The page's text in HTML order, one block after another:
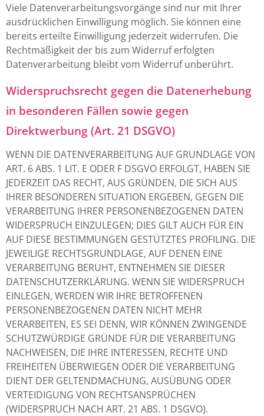
Viele Datenverarbeitungsvorgänge sind nur mit Ihrer
ausdrücklichen Einwilligung möglich. Sie können eine
bereits erteilte Einwilligung jederzeit widerrufen. Die
Rechtmäßigkeit der bis zum Widerruf erfolgten
Datenverarbeitung bleibt vom Widerruf unberührt.
Widerspruchsrecht gegen die Datenerhebung
in besonderen Fällen sowie gegen
Direktwerbung (Art. 21 DSGVO)
WENN DIE DATENVERARBEITUNG AUF GRUNDLAGE VON
ART. 6 ABS. 1 LIT. E ODER F DSGVO ERFOLGT, HABEN SIE
JEDERZEIT DAS RECHT, AUS GRÜNDEN, DIE SICH AUS
IHRER BESONDEREN SITUATION ERGEBEN, GEGEN DIE
VERARBEITUNG IHRER PERSONENBEZOGENEN DATEN
WIDERSPRUCH EINZULEGEN; DIES GILT AUCH FÜR EIN
AUF DIESE BESTIMMUNGEN GESTÜTZTES PROFILING. DIE
JEWEILIGE RECHTSGRUNDLAGE, AUF DENEN EINE
VERARBEITUNG BERUHT, ENTNEHMEN SIE DIESER
DATENSCHUTZERKLÄRUNG. WENN SIE WIDERSPRUCH
EINLEGEN, WERDEN WIR IHRE BETROFFENEN
PERSONENBEZOGENEN DATEN NICHT MEHR
VERARBEITEN, ES SEI DENN, WIR KÖNNEN ZWINGENDE
SCHUTZWÜRDIGE GRÜNDE FÜR DIE VERARBEITUNG
NACHWEISEN, DIE IHRE INTERESSEN, RECHTE UND
FREIHEITEN ÜBERWIEGEN ODER DIE VERARBEITUNG
DIENT DER GELTENDMACHUNG, AUSÜBUNG ODER
VERTEIDIGUNG VON RECHTSANSPRÜCHEN
(WIDERSPRUCH NACH ART. 21 ABS. 1 DSGVO).